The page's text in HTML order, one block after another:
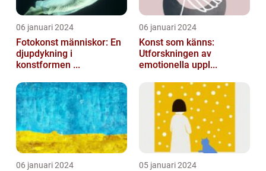
06 januari 2024
Fotokonst människor: En
djupdykning i
konstformen ...
06 januari 2024
Konst som känns:
Utforskningen av
emotionella uppl...
06 januari 2024 05 januari 2024